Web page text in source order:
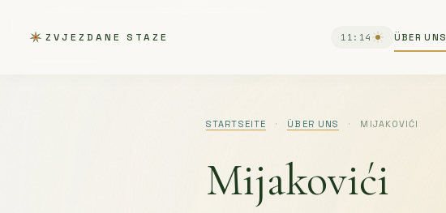
ZVJEZDANE STAZE 11:14 ÜBER UNS
STARTSEITE · ÜBER UNS · MIJAKOVIĆI
Mijakovići